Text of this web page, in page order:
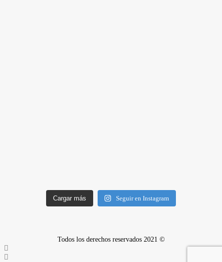
Cargar más Seguir en Instagram
Todos los derechos reservados 2021 ©